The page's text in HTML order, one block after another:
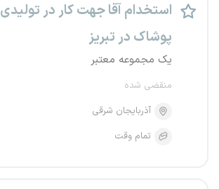
استخدام آقا جهت کار در تولیدی
پوشاک در تبریز
یک مجموعه معتبر
منقضی شده
آذربایجان شرقی
تمام وقت